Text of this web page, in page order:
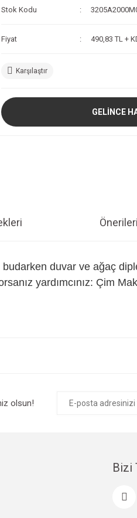
Stok Kodu
Fiyat 490,83 TL +
Karşılaştır
GELİNCE
duvar ve ağaç
yardımcınız: Çim
olsun!
Bizi